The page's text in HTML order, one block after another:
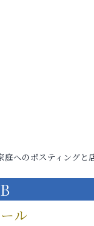
庭へのポスティングと
ル